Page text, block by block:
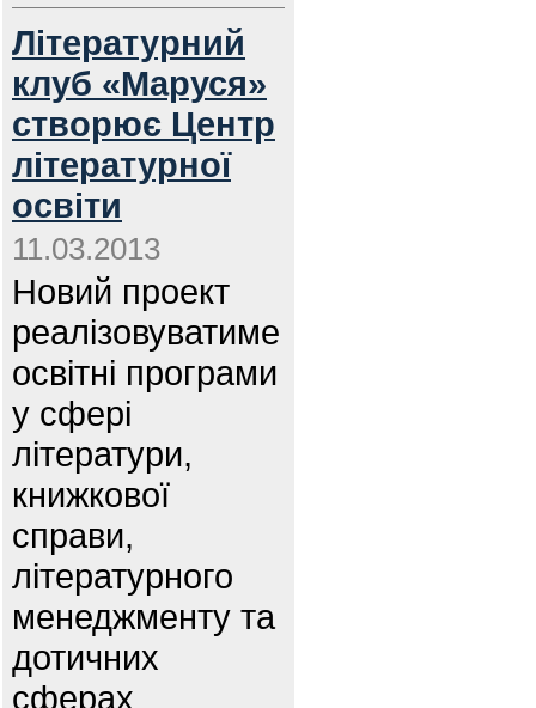
Літературний
клуб «Маруся»
створює Центр
літературної
освіти
11.03.2013
Новий проект
реалізовуватиме
освітні програми
у сфері
літератури,
книжкової
справи,
літературного
менеджменту та
дотичних
сферах